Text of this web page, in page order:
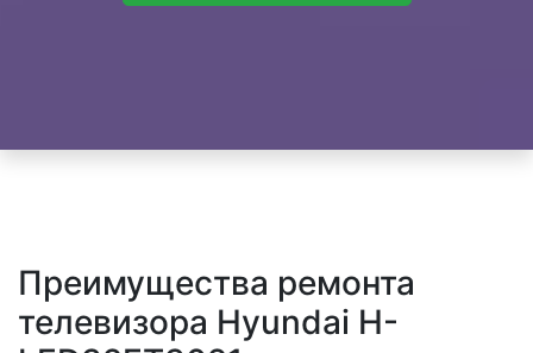
Преимущества ремонта
телевизора Hyundai H-